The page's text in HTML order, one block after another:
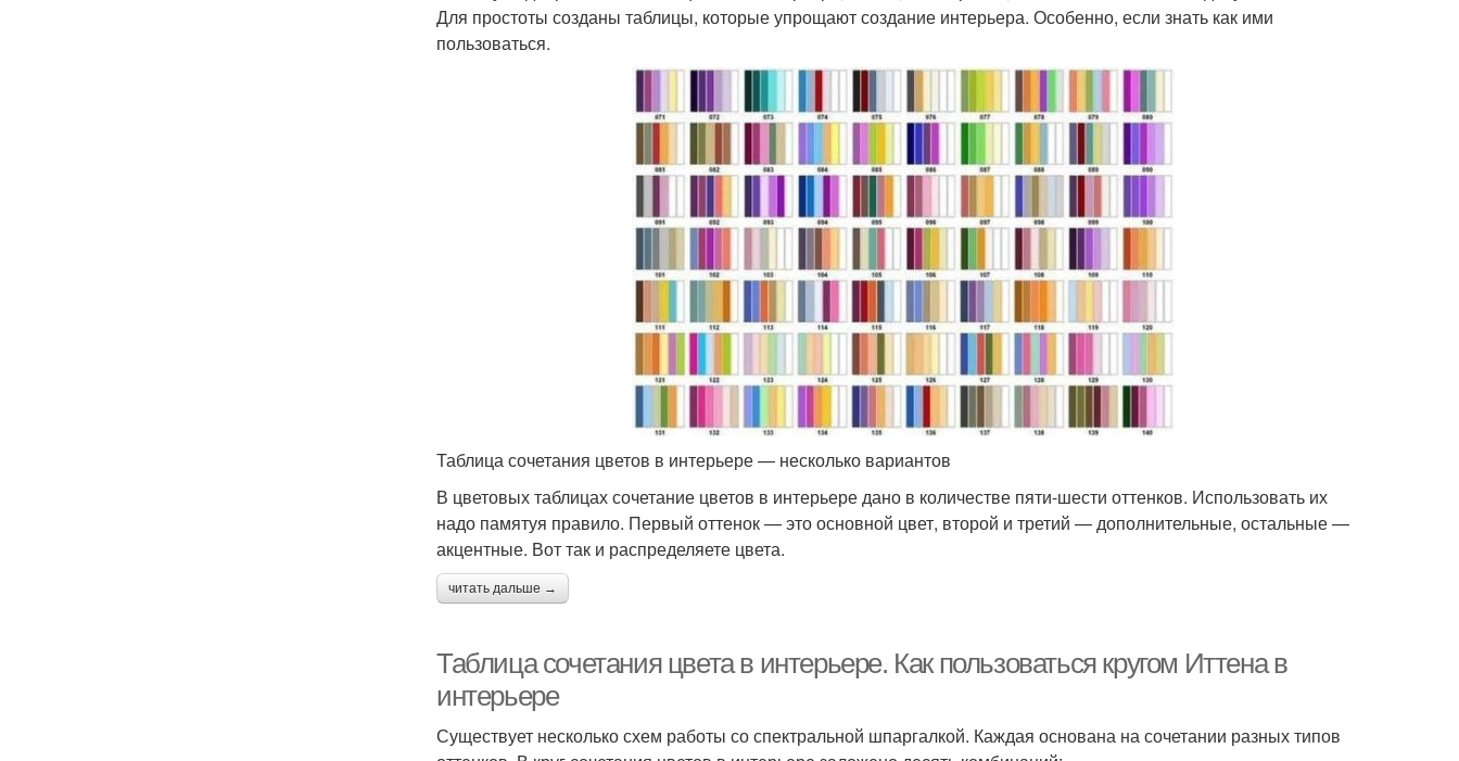
Для простоты созданы таблицы, которые упрощают создание интерьера. Особенно, если знать как ими
пользоваться.
Таблица сочетания цветов в интерьере — несколько вариантов
В цветовых таблицах сочетание цветов в интерьере дано в количестве пяти-шести оттенков. Использовать их
надо памятуя правило. Первый оттенок — это основной цвет, второй и третий — дополнительные, остальные —
акцентные. Вот так и распределяете цвета.
читать дальше →
Таблица сочетания цвета в интерьере. Как пользоваться кругом Иттена в
интерьере
Существует несколько схем работы со спектральной шпаргалкой. Каждая основана на сочетании разных типов